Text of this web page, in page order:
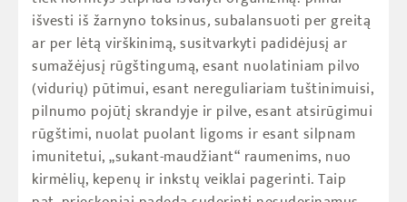
išvesti iš žarnyno toksinus,subalansuoti per greitą
ar per lėtą virškinimą, susitvarkyti padidėjusį ar
sumažėjusį rūgštingumą, esant nuolatiniam pilvo
(vidurių) pūtimui, esant nereguliariam tuštinimuisi,
pilnumo pojūtį skrandyje ir pilve, esant atsirūgimui
rūgštimi, nuolat puolant ligoms ir esant silpnam
imunitetui, „sukant-maudžiant“ raumenims, nuo
kirmėlių, kepenų ir inkstų veiklai pagerinti. Taip